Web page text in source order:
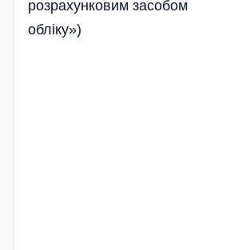
розрахунковим засобом
обліку»)